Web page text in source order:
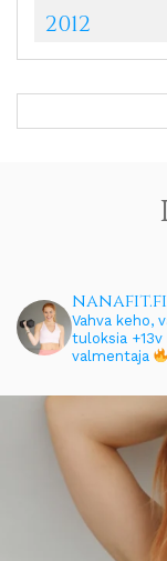
2012
nanafit.fi
Vahva keho,
tuloksia
valmentaja